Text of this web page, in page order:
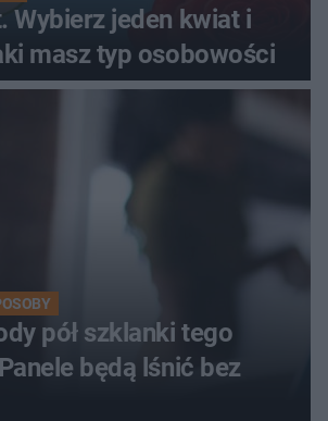
Wybierz jeden kwiat i
masz typ osobowości
pół szklanki tego
będą lśnić bez